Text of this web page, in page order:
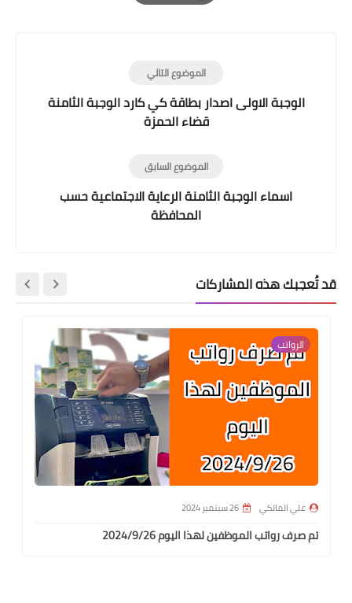
Print
الموضوع التالي
الوجبة الاولى اصدار بطاقة كي كارد الوجبة الثامنة
قضاء الحمزة
الموضوع السابق
اسماء الوجبة الثامنة الرعاية الاجتماعية حسب
المحافظة
قد تُعجبك هذه المشاركات
الرواتب
علي المالكي 26 سبتمبر 2024
تم صرف رواتب الموظفين لهذا اليوم 2024/9/26